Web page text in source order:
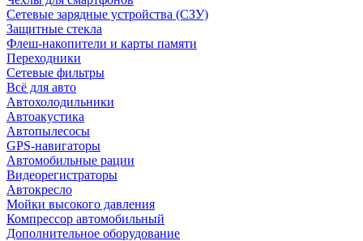
Сетевые зарядные устройства (СЗУ)
Защитные стекла
Флеш-накопители и карты памяти
Переходники
Сетевые фильтры
Всё для авто
Автохолодильники
Автоакустика
Автопылесосы
GPS-навигаторы
Автомобильные рации
Видеорегистраторы
Автокресло
Мойки высокого давления
Компрессор автомобильный
Дополнительное оборудование